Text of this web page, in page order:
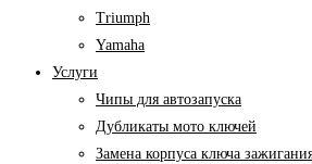
Triumph
Yamaha
Услуги
Чипы для автозапуска
Дубликаты мото ключей
Замена корпуса ключа